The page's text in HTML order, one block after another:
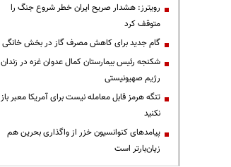
رویترز: هشدار صریح ایران خطر شروع جنگ را
متوقف کرد
گام جدید برای کاهش مصرف گاز در بخش خانگی
شکنجه رئیس بیمارستان کمال عدوان غزه در زندان
رژیم صهیونیستی
تنگه هرمز قابل معامله نیست برای آمریکا معبر باز
نکنید
پیامدهای کنوانسیون خزر از واگذاری بحرین هم
زیان‌بارتر است